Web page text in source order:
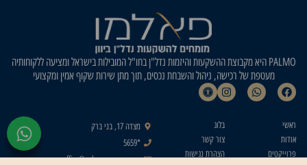
PALMO היא מקבוצת ההשקעות והיזמות נדל"ן בחו"ל המובילות בישראל ומציעה ללקוחותיה
מעטפת של רכישה, ניהול והשבחת נכסים, תוך מתן שירות שקוף אמין ומקצועי
ראשי
אודות
פרוייקטים
בלוג
צור קשר
הצהרת נגישות
מצדה 17, בני ברק
*5659
office@palmo-group.com